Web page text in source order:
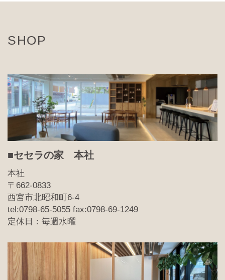
SHOP
■セセラの家 本社
本社
〒662-0833
西宮市北昭和町6-4
tel:0798-65-5055 fax:0798-69-1249
定休日：毎週水曜